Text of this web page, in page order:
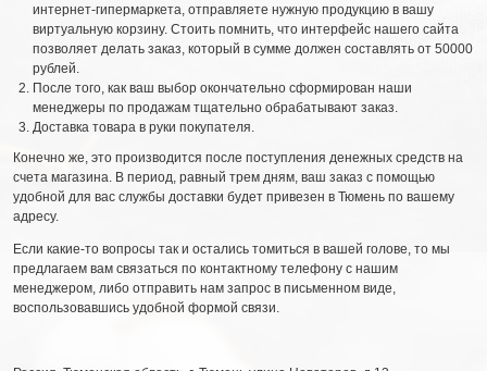
интернет-гипермаркета, отправляете нужную продукцию в вашу
виртуальную корзину. Стоить помнить, что интерфейс нашего сайта
позволяет делать заказ, который в сумме должен составлять от 50000
рублей.
После того, как ваш выбор окончательно сформирован наши
менеджеры по продажам тщательно обрабатывают заказ.
Доставка товара в руки покупателя.
Конечно же, это производится после поступления денежных средств на
счета магазина. В период, равный трем дням, ваш заказ с помощью
удобной для вас службы доставки будет привезен в Тюмень по вашему
адресу.
Если какие-то вопросы так и остались томиться в вашей голове, то мы
предлагаем вам связаться по контактному телефону с нашим
менеджером, либо отправить нам запрос в письменном виде,
воспользовавшись удобной формой связи.